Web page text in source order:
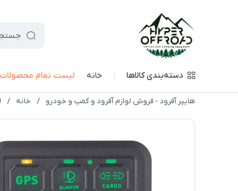
دسته‌بندی کالاها خانه لیست تمام محصولات
هایپر آفرود - فروش لوازم آفرود و کمپ و خودرو / خانه /